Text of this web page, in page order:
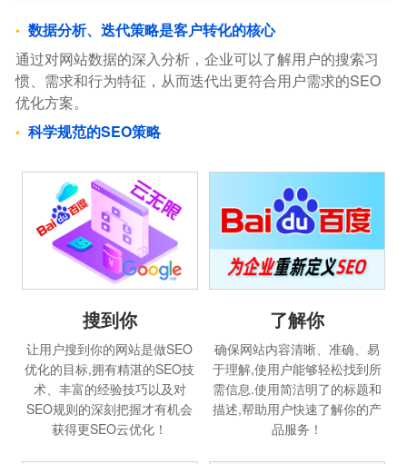
数据分析、迭代策略是客户转化的核心
通过对网站数据的深入分析，企业可以了解用户的搜索习
惯、需求和行为特征，从而迭代出更符合用户需求的SEO
优化方案。
科学规范的SEO策略
搜到你
让用户搜到你的网站是做SEO
优化的目标,拥有精湛的SEO技
术、丰富的经验技巧以及对
SEO规则的深刻把握才有机会
获得更SEO云优化！
了解你
确保网站内容清晰、准确、易
于理解,使用户能够轻松找到所
需信息.使用简洁明了的标题和
描述,帮助用户快速了解你的产
品服务！